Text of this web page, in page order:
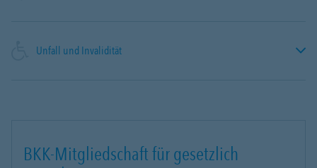
Unfall und Invalidität
BKK-Mitgliedschaft für gesetzlich